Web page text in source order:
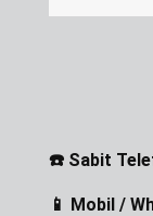
☎️ Sabit
📱 Mobil /